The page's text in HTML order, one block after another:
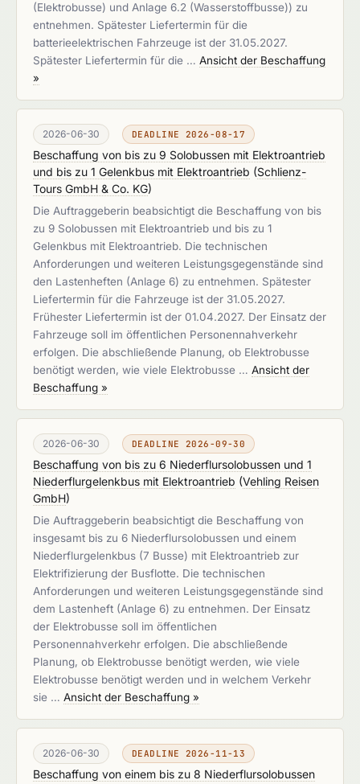
(Elektrobusse) und Anlage 6.2 (Wasserstoffbusse)) zu
entnehmen. Spätester Liefertermin für die
batterieelektrischen Fahrzeuge ist der 31.05.2027.
Spätester Liefertermin für die … Ansicht der Beschaffung
»
2026-06-30 DEADLINE 2026-08-17
Beschaffung von bis zu 9 Solobussen mit Elektroantrieb
und bis zu 1 Gelenkbus mit Elektroantrieb (Schlienz-
Tours GmbH & Co. KG)
Die Auftraggeberin beabsichtigt die Beschaffung von bis
zu 9 Solobussen mit Elektroantrieb und bis zu 1
Gelenkbus mit Elektroantrieb. Die technischen
Anforderungen und weiteren Leistungsgegenstände sind
den Lastenheften (Anlage 6) zu entnehmen. Spätester
Liefertermin für die Fahrzeuge ist der 31.05.2027.
Frühester Liefertermin ist der 01.04.2027. Der Einsatz der
Fahrzeuge soll im öffentlichen Personennahverkehr
erfolgen. Die abschließende Planung, ob Elektrobusse
benötigt werden, wie viele Elektrobusse … Ansicht der
Beschaffung »
2026-06-30 DEADLINE 2026-09-30
Beschaffung von bis zu 6 Niederflursolobussen und 1
Niederflurgelenkbus mit Elektroantrieb (Vehling Reisen
GmbH)
Die Auftraggeberin beabsichtigt die Beschaffung von
insgesamt bis zu 6 Niederflursolobussen und einem
Niederflurgelenkbus (7 Busse) mit Elektroantrieb zur
Elektrifizierung der Busflotte. Die technischen
Anforderungen und weiteren Leistungsgegenstände sind
dem Lastenheft (Anlage 6) zu entnehmen. Der Einsatz
der Elektrobusse soll im öffentlichen
Personennahverkehr erfolgen. Die abschließende
Planung, ob Elektrobusse benötigt werden, wie viele
Elektrobusse benötigt werden und in welchem Verkehr
sie … Ansicht der Beschaffung »
2026-06-30 DEADLINE 2026-11-13
Beschaffung von einem bis zu 8 Niederflursolobussen